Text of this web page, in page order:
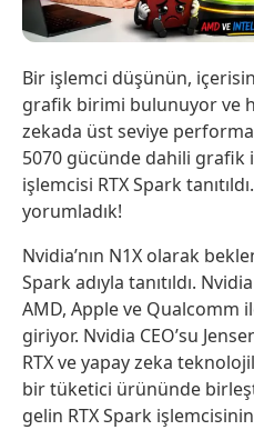
Bir işlemci düşünün,
grafik birimi bulunuyor ve
zekada üst seviye
5070 gücünde dahili grafik
işlemcisi RTX Spark
yorumladık!
Nvidia’nın N1X olarak
Spark adıyla tanıtıldı.
AMD, Apple ve Qualcomm
giriyor. Nvidia CEO’su
RTX ve yapay zeka
bir tüketici ürününde
gelin RTX Spark